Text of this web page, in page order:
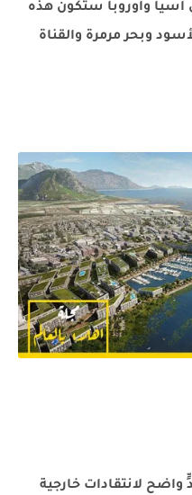
وأوروبا ستكون هذه
وبحر مرمرة والقناة
واضح لانتقادات خارجية